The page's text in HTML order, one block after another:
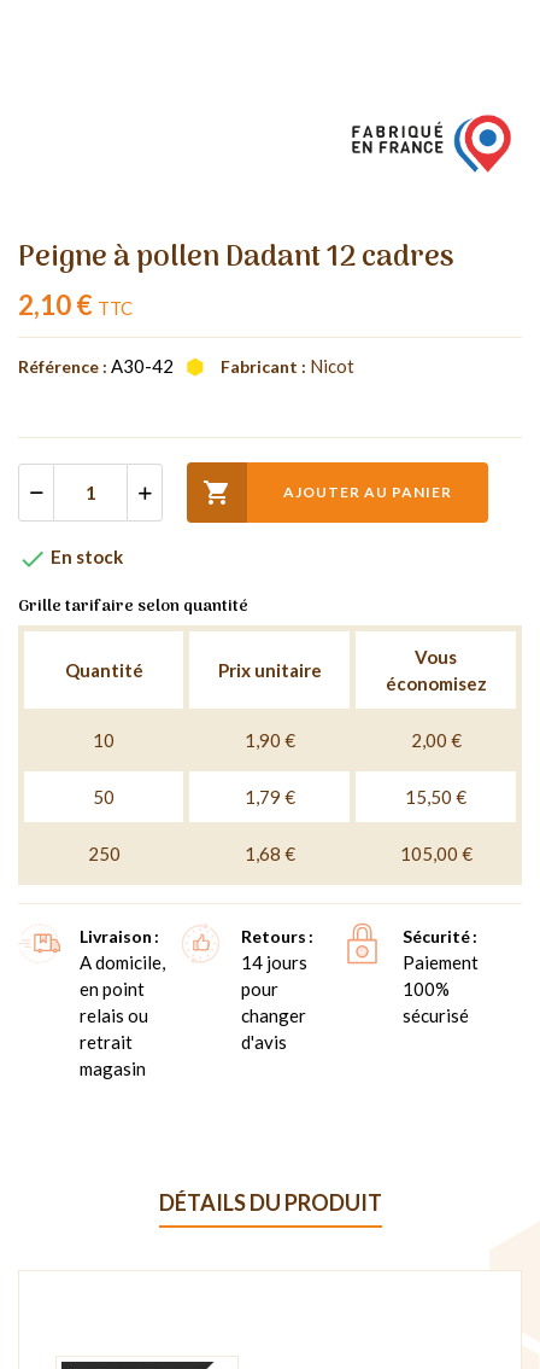
Peigne à pollen Dadant 12 cadres
2,10 € TTC
Référence : A30-42 Fabricant : Nicot
 AJOUTER AU PANIER
 En stock
Grille tarifaire selon quantité
Quantité Prix unitaire
Vous
économisez
10 1,90 € 2,00 €
50 1,79 € 15,50 €
250 1,68 € 105,00 €
Livraison
A domicile,
en point
relais ou
retrait
magasin
Retours
14 jours
pour
changer
d'avis
Sécurité
Paiement
100%
sécurisé
DÉTAILS DU PRODUIT